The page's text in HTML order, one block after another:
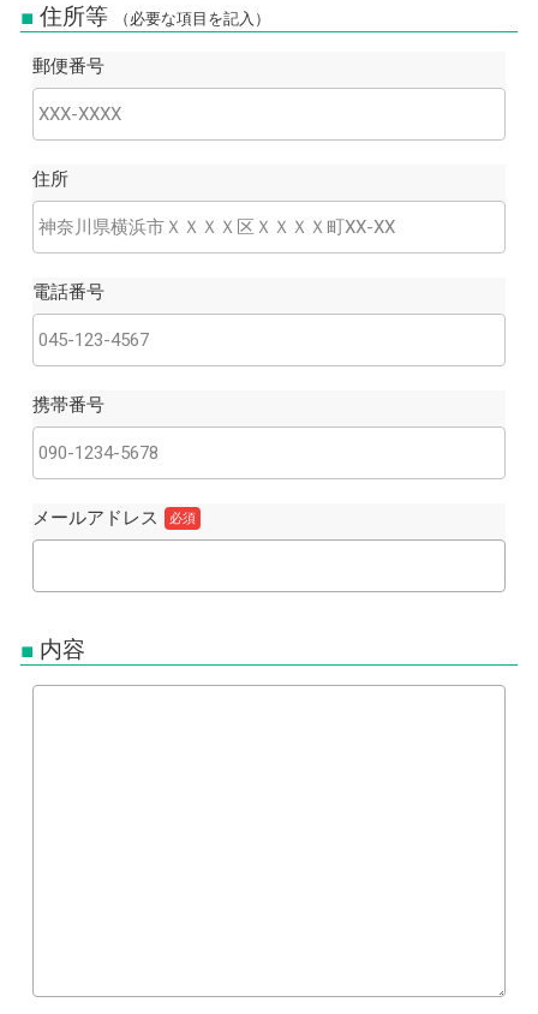
住所等 （必要な項目を記入）
郵便番号
住所
電話番号
携帯番号
メールアドレス 必須
内容